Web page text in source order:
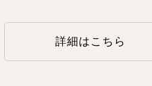
詳細はこちら